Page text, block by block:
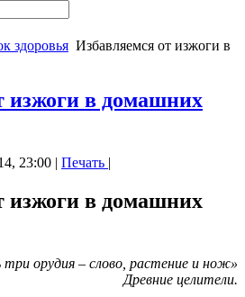
здоровья Избавляемся от изжоги в
изжоги в домашних
23:00 | Печать |
изжоги в домашних
три орудия – слово, растение и нож»
Древние целители.